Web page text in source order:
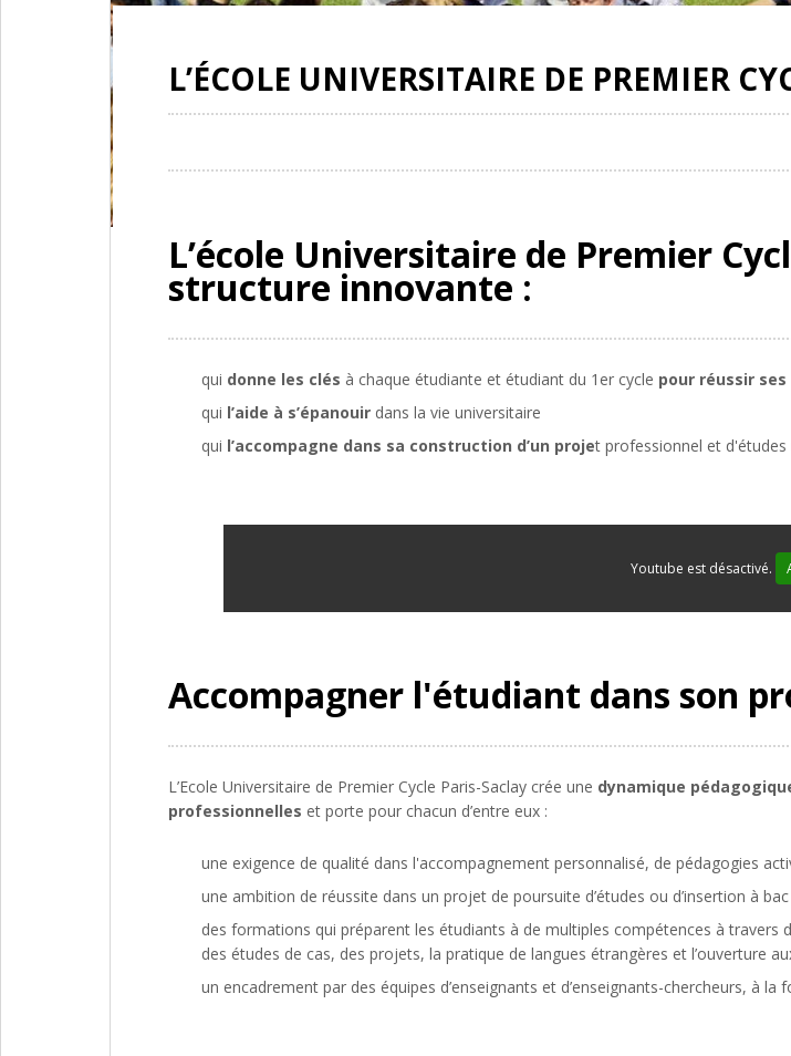
L’ÉCOLE UNIVERSITAIRE DE PREMIER
L’école Universitaire de Premier
structure innovante :
qui donne les clés à chaque étudiante et étudiant du 1er cycle pour réussir
qui l’aide à s’épanouir dans la vie universitaire
qui l’accompagne dans sa construction d’un projet professionnel et
Youtube est désactivé.
Accompagner l'étudiant dans son
L’Ecole Universitaire de Premier Cycle Paris-Saclay crée une dynamique
professionnelles et porte pour chacun d’entre eux :
une exigence de qualité dans l'accompagnement personnalisé, de pédagogies
une ambition de réussite dans un projet de poursuite d’études ou d’insertion à
des formations qui préparent les étudiants à de multiples compétences à
des études de cas, des projets, la pratique de langues étrangères et l’ouverture
un encadrement par des équipes d’enseignants et d’enseignants-chercheurs, à